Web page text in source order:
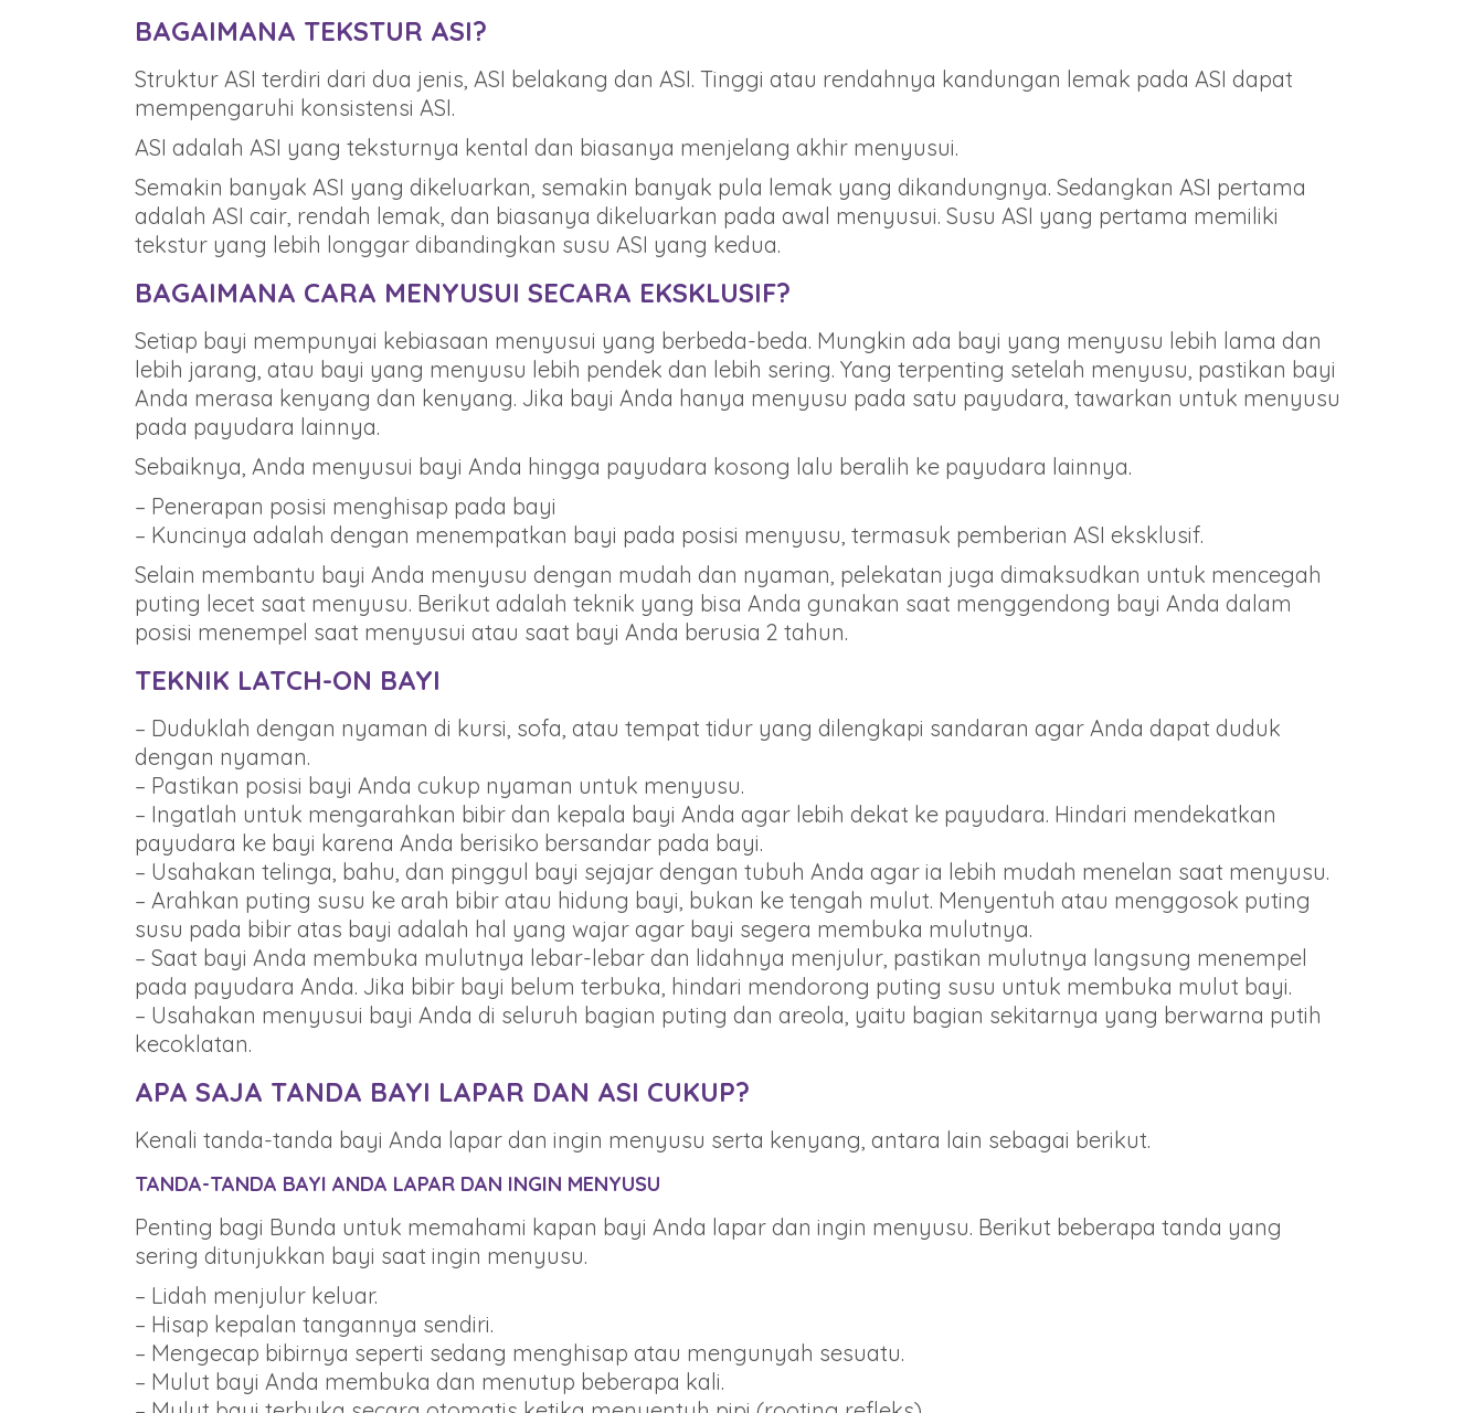
BAGAIMANA TEKSTUR ASI?
Struktur ASI terdiri dari dua jenis, ASI belakang dan ASI. Tinggi atau rendahnya kandungan lemak pada ASI dapat
mempengaruhi konsistensi ASI.
ASI adalah ASI yang teksturnya kental dan biasanya menjelang akhir menyusui.
Semakin banyak ASI yang dikeluarkan, semakin banyak pula lemak yang dikandungnya. Sedangkan ASI pertama
adalah ASI cair, rendah lemak, dan biasanya dikeluarkan pada awal menyusui. Susu ASI yang pertama memiliki
tekstur yang lebih longgar dibandingkan susu ASI yang kedua.
BAGAIMANA CARA MENYUSUI SECARA EKSKLUSIF?
Setiap bayi mempunyai kebiasaan menyusui yang berbeda-beda. Mungkin ada bayi yang menyusu lebih lama dan
lebih jarang, atau bayi yang menyusu lebih pendek dan lebih sering. Yang terpenting setelah menyusu, pastikan bayi
Anda merasa kenyang dan kenyang. Jika bayi Anda hanya menyusu pada satu payudara, tawarkan untuk menyusu
pada payudara lainnya.
Sebaiknya, Anda menyusui bayi Anda hingga payudara kosong lalu beralih ke payudara lainnya.
– Penerapan posisi menghisap pada bayi
– Kuncinya adalah dengan menempatkan bayi pada posisi menyusu, termasuk pemberian ASI eksklusif.
Selain membantu bayi Anda menyusu dengan mudah dan nyaman, pelekatan juga dimaksudkan untuk mencegah
puting lecet saat menyusu. Berikut adalah teknik yang bisa Anda gunakan saat menggendong bayi Anda dalam
posisi menempel saat menyusui atau saat bayi Anda berusia 2 tahun.
TEKNIK LATCH-ON BAYI
– Duduklah dengan nyaman di kursi, sofa, atau tempat tidur yang dilengkapi sandaran agar Anda dapat duduk
dengan nyaman.
– Pastikan posisi bayi Anda cukup nyaman untuk menyusu.
– Ingatlah untuk mengarahkan bibir dan kepala bayi Anda agar lebih dekat ke payudara. Hindari mendekatkan
payudara ke bayi karena Anda berisiko bersandar pada bayi.
– Usahakan telinga, bahu, dan pinggul bayi sejajar dengan tubuh Anda agar ia lebih mudah menelan saat menyusu.
– Arahkan puting susu ke arah bibir atau hidung bayi, bukan ke tengah mulut. Menyentuh atau menggosok puting
susu pada bibir atas bayi adalah hal yang wajar agar bayi segera membuka mulutnya.
– Saat bayi Anda membuka mulutnya lebar-lebar dan lidahnya menjulur, pastikan mulutnya langsung menempel
pada payudara Anda. Jika bibir bayi belum terbuka, hindari mendorong puting susu untuk membuka mulut bayi.
– Usahakan menyusui bayi Anda di seluruh bagian puting dan areola, yaitu bagian sekitarnya yang berwarna putih
kecoklatan.
APA SAJA TANDA BAYI LAPAR DAN ASI CUKUP?
Kenali tanda-tanda bayi Anda lapar dan ingin menyusu serta kenyang, antara lain sebagai berikut.
TANDA-TANDA BAYI ANDA LAPAR DAN INGIN MENYUSU
Penting bagi Bunda untuk memahami kapan bayi Anda lapar dan ingin menyusu. Berikut beberapa tanda yang
sering ditunjukkan bayi saat ingin menyusu.
– Lidah menjulur keluar.
– Hisap kepalan tangannya sendiri.
– Mengecap bibirnya seperti sedang menghisap atau mengunyah sesuatu.
– Mulut bayi Anda membuka dan menutup beberapa kali.